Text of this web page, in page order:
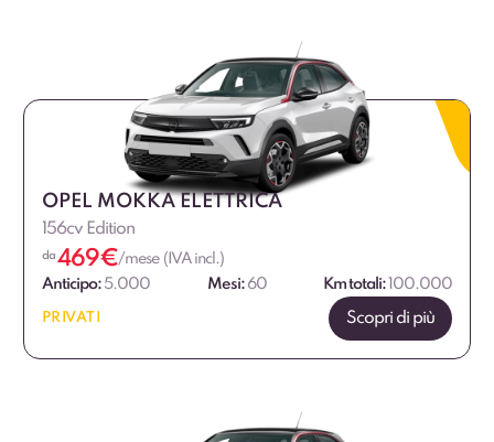
OPEL MOKKA ELETTRICA
156cv Edition
da 469€/mese (IVA incl.)
Anticipo: 5.000 Mesi: 60 Km totali: 100.000
PRIVATI Scopri di più